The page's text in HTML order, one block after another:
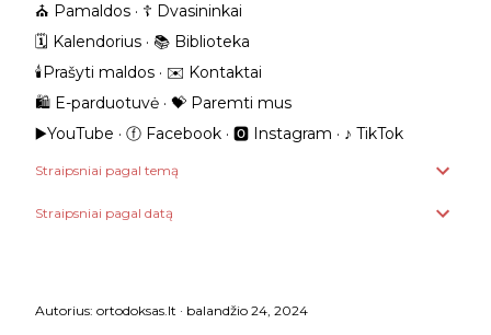
⛪️ Pamaldos
☦️ Dvasininkai
🗓️ Kalendorius
📚 Biblioteka
🕯️Prašyti maldos
✉️ Kontaktai
🛍️ E-parduotuvė
💝 Paremti mus
▶️YouTube
ⓕ Facebook 🅾 Instagram ‎♪ TikTok
Straipsniai pagal temą
Straipsniai pagal datą
Autorius: ortodoksas.lt balandžio 24, 2024